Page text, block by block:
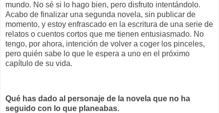
mundo. No sé si lo hago bien, pero disfruto intentándolo.
Acabo de finalizar una segunda novela, sin publicar de
momento, y estoy enfrascado en la escritura de una serie de
relatos o cuentos cortos que me tienen entusiasmado. No
tengo, por ahora, intención de volver a coger los pinceles,
pero quién sabe lo que le espera a uno en el próximo
capítulo de su vida.
Qué has dado al personaje de la novela que no ha
seguido con lo que planeabas.